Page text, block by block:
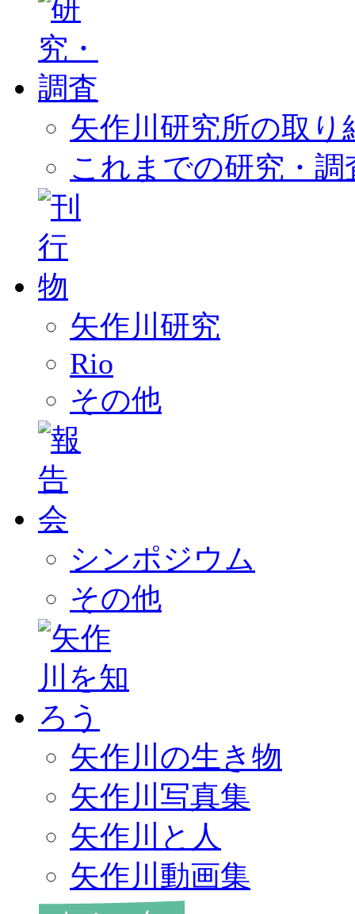
矢作川研究所の取り
これまでの研究・調
矢作川研究
Rio
その他
シンポジウム
その他
矢作川の生き物
矢作川写真集
矢作川と人
矢作川動画集